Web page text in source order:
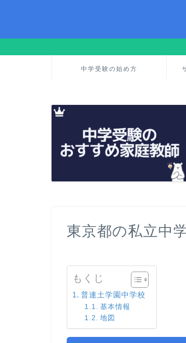
中学受験の始め方
東京都の私立中
もくじ
普連土学園中学校
基本情報
地図